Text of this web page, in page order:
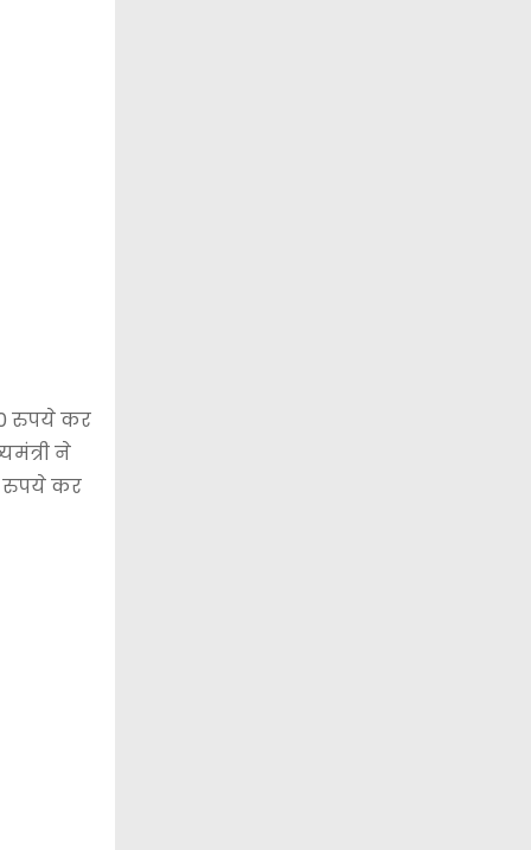
रुपये कर
ने
रुपये कर